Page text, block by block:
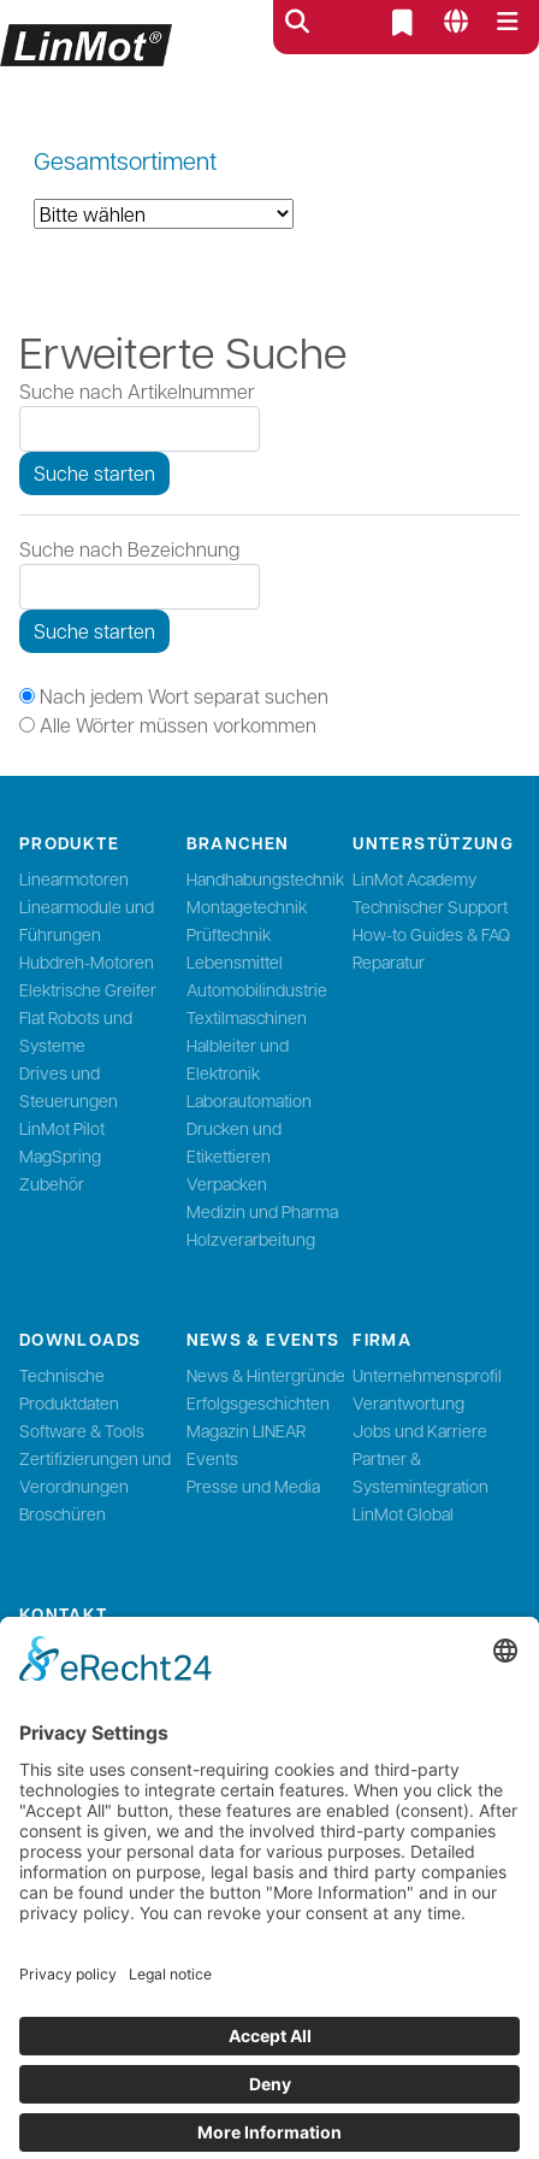
Gesamtsortiment
Erweiterte Suche
Suche nach Artikelnummer
Suche starten
Suche nach Bezeichnung
Suche starten
Nach jedem Wort separat suchen
Alle Wörter müssen vorkommen
PRODUKTE
Linearmotoren
Linearmodule und
Führungen
Hubdreh-Motoren
Elektrische Greifer
Flat Robots und
Systeme
Drives und
Steuerungen
LinMot Pilot
MagSpring
Zubehör
BRANCHEN
Handhabungstechnik
Montagetechnik
Prüftechnik
Lebensmittel
Automobilindustrie
Textilmaschinen
Halbleiter und
Elektronik
Laborautomation
Drucken und
Etikettieren
Verpacken
Medizin und Pharma
Holzverarbeitung
UNTERSTÜTZUNG
LinMot Academy
Technischer Support
How-to Guides & FAQ
Reparatur
DOWNLOADS
Technische
Produktdaten
Software & Tools
Zertifizierungen und
Verordnungen
Broschüren
NEWS & EVENTS
News & Hintergründe
Erfolgsgeschichten
Magazin LINEAR
Events
Presse und Media
FIRMA
Unternehmensprofil
Verantwortung
Jobs und Karriere
Partner &
Systemintegration
LinMot Global
KONTAKT
Kontaktieren Sie uns
NTI AG LinMot & MagSpring, Bodenaeckerstrasse 2, CH-8957
Spreitenbach, Switzerland
53147, United States
Lieferbedingungen Impressum